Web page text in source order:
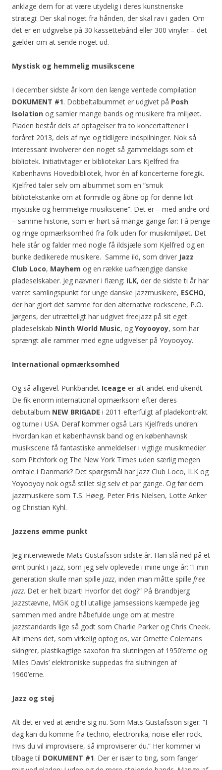
anklage dem for at være utydelig i deres kunstneriske
strategi: Der skal noget fra hånden, der skal rav i gaden. Om
det er en udgivelse på 30 kassettebånd eller 300 vinyler – det
gælder om at sende noget ud.
Mystisk og hemmelig musikscene
I december sidste år kom den længe ventede compilation
DOKUMENT #1. Dobbeltalbummet er udgivet på Posh
Isolation og samler mange bands og musikere fra miljøet.
Pladen består dels af optagelser fra to koncertaftener i
foråret 2013, dels af nye og tidligere indspilninger. Nok så
interessant involverer den noget så gammeldags som et
bibliotek. Initiativtager er bibliotekar Lars Kjelfred fra
Københavns Hovedbibliotek, hvor én af koncerterne foregik.
Kjelfred taler selv om albummet som en ”smuk
bibliotekstanke om at formidle og åbne op for denne lidt
mystiske og hemmelige musikscene”. Det er – med andre ord
– samme historie, som er hørt så mange gange før: Få penge
og ringe opmærksomhed fra folk uden for musikmiljøet. Det
hele står og falder med nogle få ildsjæle som Kjelfred og en
bunke dedikerede musikere. Samme ild, som driver Jazz
Club Loco, Mayhem og en række uafhængige danske
pladeselskaber. Jeg nævner i flæng: ILK, der de sidste ti år har
været samlingspunkt for unge danske jazzmusikere, ESCHO,
der har gjort det samme for den alternative rockscene, P.O.
Jørgens, der utrætteligt har udgivet freejazz på sit eget
pladeselskab Ninth World Music, og Yoyooyoy, som har
sprængt alle rammer med egne udgivelser på Yoyooyoy.
International opmærksomhed
Og så alligevel. Punkbandet Iceage er alt andet end ukendt.
De fik enorm international opmærksom efter deres
debutalbum NEW BRIGADE i 2011 efterfulgt af pladekontrakt
og turne i USA. Deraf kommer også Lars Kjelfreds undren:
Hvordan kan et københavnsk band og en københavnsk
musikscene få fantastiske anmeldelser i vigtige musikmedier
som Pitchfork og The New York Times uden særlig megen
omtale i Danmark? Det spørgsmål har Jazz Club Loco, ILK og
Yoyooyoy nok også stillet sig selv et par gange. Og før dem
jazzmusikere som T.S. Høeg, Peter Friis Nielsen, Lotte Anker
og Christian Kyhl.
Jazzens ømme punkt
Jeg interviewede Mats Gustafsson sidste år. Han slå ned på et
ømt punkt i jazz, som jeg selv oplevede i mine unge år: ”I min
generation skulle man spille jazz, inden man måtte spille free
jazz. Det er helt bizart! Hvorfor det dog?” På Brandbjerg
Jazzstævne, MGK og til utallige jamsessions kæmpede jeg
sammen med andre håbefulde unge om at mestre
jazzstandards lige så godt som Charlie Parker og Chris Cheek.
Alt imens det, som virkelig optog os, var Ornette Colemans
skingrer, plastikagtige saxofon fra slutningen af 1950’erne og
Miles Davis’ elektroniske suppedas fra slutningen af
1960’erne.
Jazz og støj
Alt det er ved at ændre sig nu. Som Mats Gustafsson siger: ”I
dag kan du komme fra techno, electronika, noise eller rock.
Hvis du vil improvisere, så improviserer du.” Her kommer vi
tilbage til DOKUMENT #1. Der er især to ting, som fanger